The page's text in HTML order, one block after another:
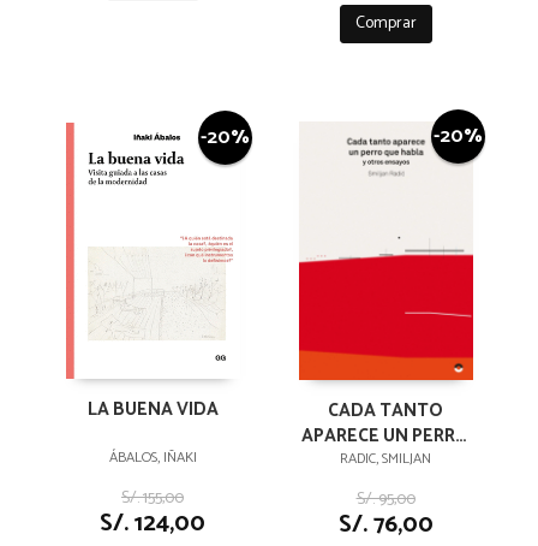
Comprar
-20%
LA BUENA VIDA
ÁBALOS, IÑAKI
S/. 155,00
S/. 124,00
-20%
CADA TANTO
APARECE UN PERRO
QUE HABLA Y OTROS
ENSAYOS
RADIC, SMILJAN
S/. 95,00
S/. 76,00